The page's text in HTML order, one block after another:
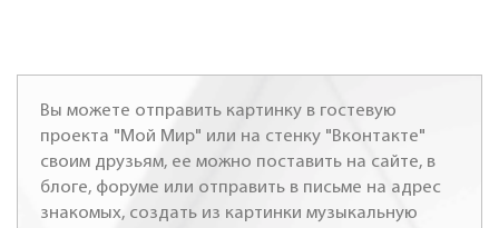
Вы можете отправить картинку в гостевую
проекта "Мой Мир" или на стенку "Вконтакте"
своим друзьям, ее можно поставить на сайте, в
блоге, форуме или отправить в письме на адрес
знакомых, создать из картинки музыкальную